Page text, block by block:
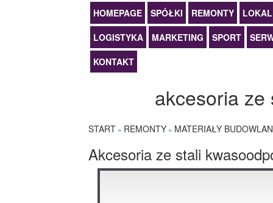
HOMEPAGE SPÓŁKI REMONTY
LOGISTYKA
MARKETING SPORT
KONTAKT
akcesoria
START » REMONTY » MATERIAŁY
Akcesoria ze stali